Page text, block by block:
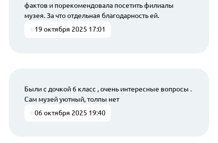
фактов и порекомендовала посетить филиалы
музея. За что отдельная благодарность ей.
19 октября 2025 17:01
Были с дочкой 6 класс , очень интересные вопросы .
Сам музей уютный, толпы нет
06 октября 2025 19:40